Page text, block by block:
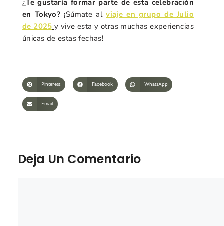
¿ Te gustaría formar parte de esta celebración
en Tokyo? ¡Súmate alviaje en grupo de Julio
de 2025 y vive esta y otras muchas experiencias
únicas de estas fechas!
Pinterest Facebook WhatsApp
Email
Deja Un Comentario